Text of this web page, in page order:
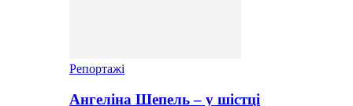
Репортажі
Ангеліна Шепель – у шістці